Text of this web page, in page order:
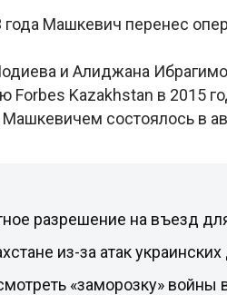
Машкевич перенес
и Алиджана
Forbes Kazakhstan в 2015
состоялось в
разрешение на въезд
из-за атак
«заморозку» войны